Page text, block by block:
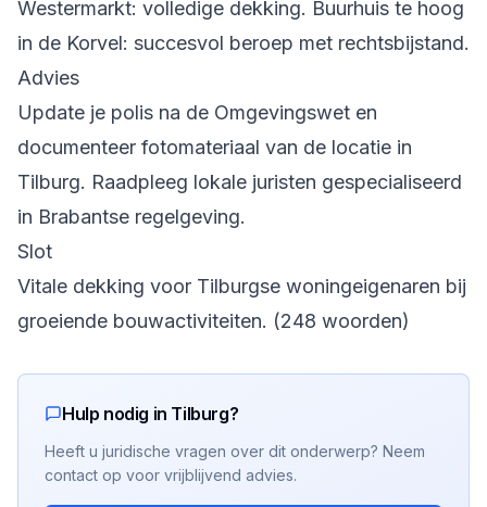
Westermarkt: volledige dekking. Buurhuis te hoog
in de Korvel: succesvol beroep met rechtsbijstand.
Advies
Update je polis na de Omgevingswet en
documenteer fotomateriaal van de locatie in
Tilburg. Raadpleeg lokale juristen gespecialiseerd
in Brabantse regelgeving.
Slot
Vitale dekking voor Tilburgse woningeigenaren bij
groeiende bouwactiviteiten. (248 woorden)
Hulp nodig in Tilburg?
Heeft u juridische vragen over dit onderwerp? Neem
contact op voor vrijblijvend advies.